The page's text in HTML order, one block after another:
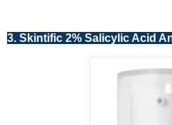
3. Skintific 2% Salicylic Acid